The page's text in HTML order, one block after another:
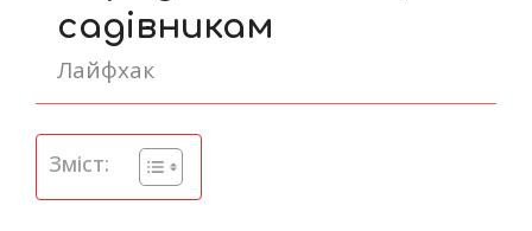
садівникам
Лайфхак
Зміст: